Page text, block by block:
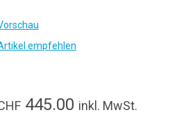
empfehlen
445.00 inkl. MwSt.